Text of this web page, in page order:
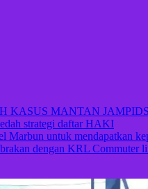
KASUS MANTAN
strategi daftar HAKI
Marbun untuk mendapatkan
dengan KRL Commuter